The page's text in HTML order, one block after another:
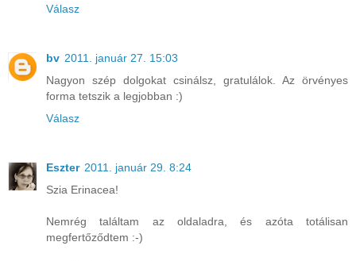
Válasz
bv 2011. január 27. 15:03
Nagyon szép dolgokat csinálsz, gratulálok. Az örvényes
forma tetszik a legjobban :)
Válasz
Eszter 2011. január 29. 8:24
Szia Erinacea!
Nemrég találtam az oldaladra, és azóta totálisan
megfertőződtem :-)